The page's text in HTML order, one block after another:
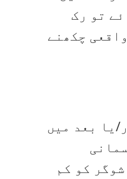
تو رک
چکھنے
یا بعد میں
کو کم